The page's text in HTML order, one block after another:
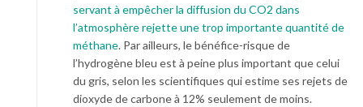
servant à empêcher la diffusion du CO2 dans
l’atmosphère rejette une trop importante quantité de
méthane. Par ailleurs, le bénéfice-risque de
l’hydrogène bleu est à peine plus important que celui
du gris, selon les scientifiques qui estime ses rejets de
dioxyde de carbone à 12% seulement de moins.